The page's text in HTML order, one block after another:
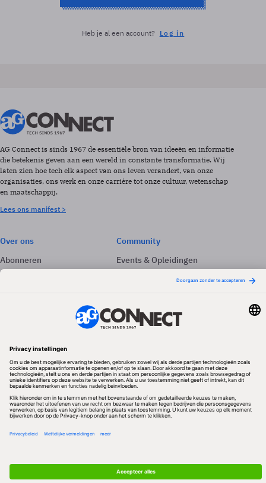
Heb je al een account? Log in
AG Connect is sinds 1967 de essentiële bron van ideeën en informatie
die betekenis geven aan een wereld in constante transformatie. Wij
laten zien hoe tech elk aspect van ons leven verandert, van onze
organisaties, ons werk en onze carrière tot onze cultuur, wetenschap
en maatschappij.
Lees ons manifest >
Over ons
Abonneren
Adverteren
Community
Events & Opleidingen
Volg ons
Redactionele partner
Algemene Voorwaarden & Copyrights